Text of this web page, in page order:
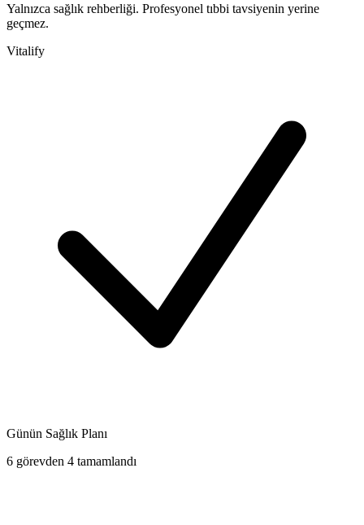
Yalnızca sağlık rehberliği. Profesyonel tıbbi tavsiyenin yerine
geçmez.
Vitalify
Günün Sağlık Planı
6 görevden 4 tamamlandı